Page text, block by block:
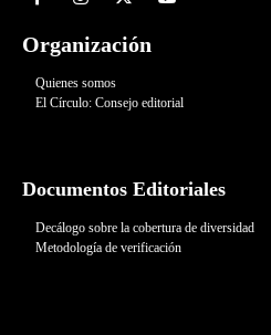
Organización
Quienes somos
El Círculo: Consejo editorial
Documentos Editoriales
Decálogo sobre la cobertura de diversidad
Metodología de verificación